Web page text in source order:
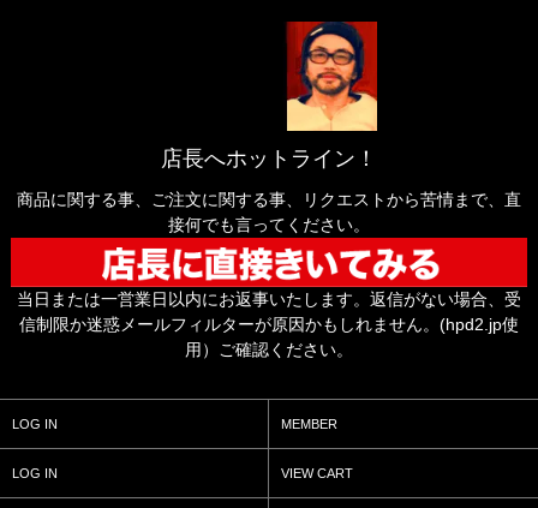
店長へホットライン！
商品に関する事、ご注文に関する事、リクエストから苦情まで、直
接何でも言ってください。
当日または一営業日以内にお返事いたします。返信がない場合、受
信制限か迷惑メールフィルターが原因かもしれません。(hpd2.jp使
用）ご確認ください。
LOG IN MEMBER
LOG IN VIEW CART